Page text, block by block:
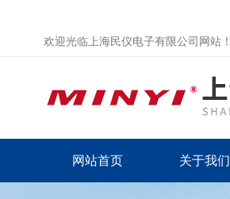
欢迎光临上海民仪电子有限公司网站！
网站首页 关于我们